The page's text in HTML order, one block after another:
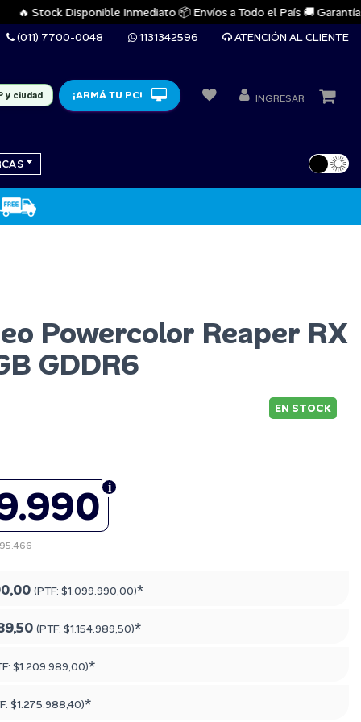
Stock Disponible Inmediato 📦 Envíos a Todo el País 🚚 Garantías
(011) 7700-0048 1131342596 ATENCIÓN AL CLIENTE
y ciudad ¡ARMÁ TU PC! INGRESAR
Powercolor Reaper RX
GDDR6
EN STOCK
(PTF: $1.099.990,00)*
(PTF: $1.154.989,50)*
$1.209.989,00)*
$1.275.988,40)*